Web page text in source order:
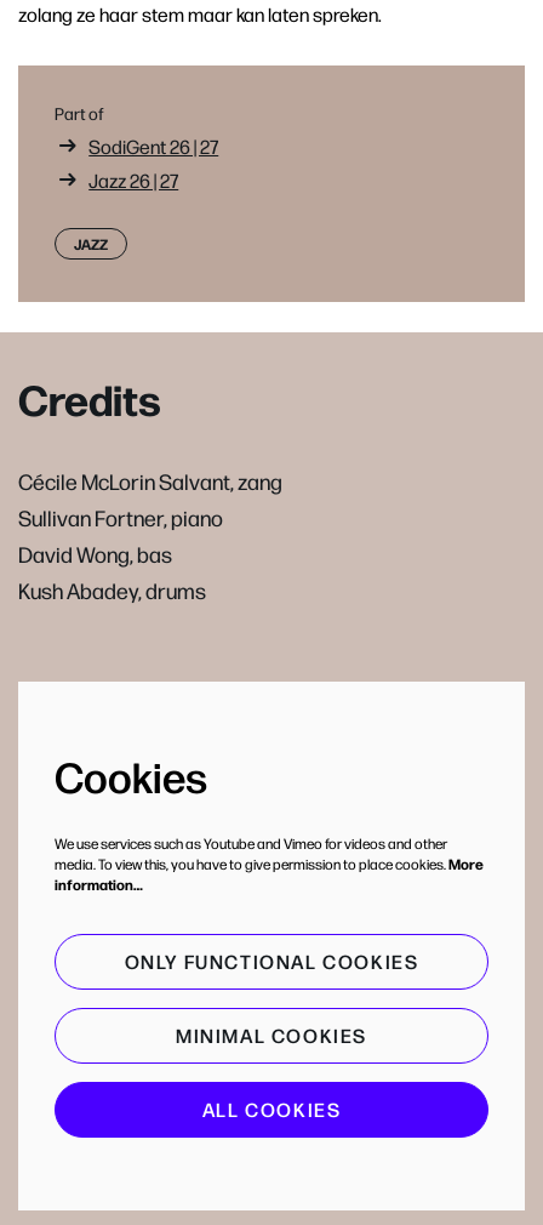
zolang ze haar stem maar kan laten spreken.
Part of
SodiGent 26 | 27
Jazz 26 | 27
JAZZ
Credits
Cécile McLorin Salvant, zang
Sullivan Fortner, piano
David Wong, bas
Kush Abadey, drums
Cookies
We use services such as Youtube and Vimeo for videos and other
media. To view this, you have to give permission to place cookies.More
information…
ONLY FUNCTIONAL COOKIES
MINIMAL COOKIES
ALL COOKIES